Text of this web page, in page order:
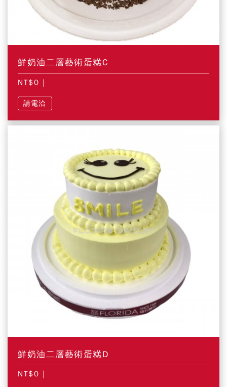
鮮奶油二層藝術蛋糕C
NT$0 |
請電洽
鮮奶油二層藝術蛋糕D
NT$0